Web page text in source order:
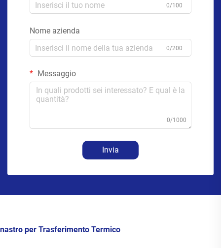
0/100
Nome azienda
0/200
Messaggio
0/1000
Invia
nastro per Trasferimento Termico